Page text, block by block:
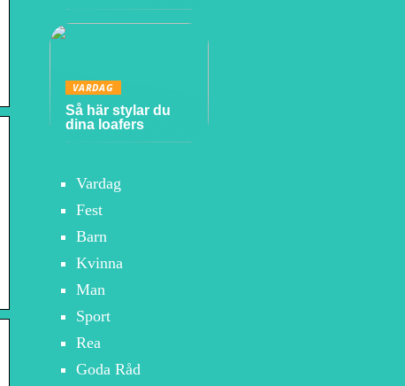
VARDAG
Så här stylar du
dina loafers
Vardag
Fest
Barn
Kvinna
Man
Sport
Rea
Goda Råd